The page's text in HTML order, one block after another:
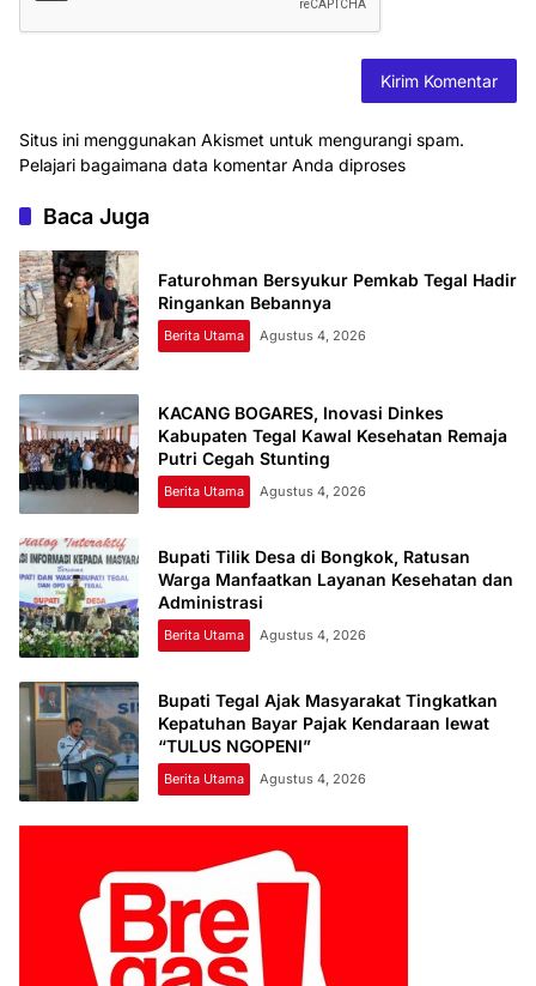
Situs ini menggunakan Akismet untuk mengurangi spam.
Pelajari bagaimana data komentar Anda diproses
Baca Juga
Faturohman Bersyukur Pemkab Tegal Hadir
Ringankan Bebannya
Berita Utama Agustus 4, 2026
KACANG BOGARES, Inovasi Dinkes
Kabupaten Tegal Kawal Kesehatan Remaja
Putri Cegah Stunting
Berita Utama Agustus 4, 2026
Bupati Tilik Desa di Bongkok, Ratusan
Warga Manfaatkan Layanan Kesehatan dan
Administrasi
Berita Utama Agustus 4, 2026
Bupati Tegal Ajak Masyarakat Tingkatkan
Kepatuhan Bayar Pajak Kendaraan lewat
“TULUS NGOPENI”
Berita Utama Agustus 4, 2026